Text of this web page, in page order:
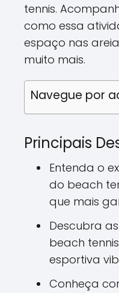
tennis.
como essa
espaço nas
muito mais.
Navegue por
Principais
Entenda o
do beach
que mais
Descubra
beach
esportiva
Conheça